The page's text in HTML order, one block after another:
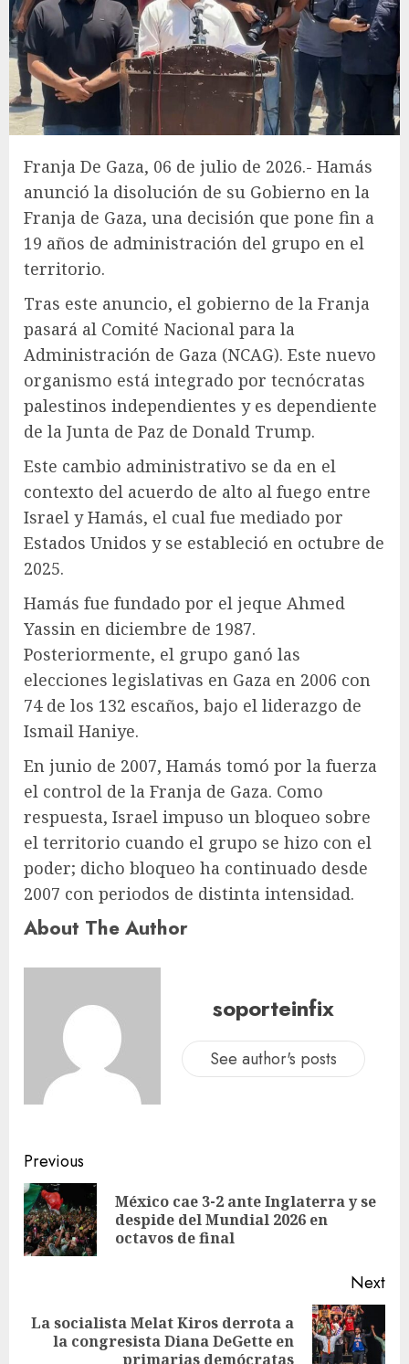
Franja De Gaza, 06 de julio de 2026.- Hamás
anunció la disolución de su Gobierno en la
Franja de Gaza, una decisión que pone fin a
19 años de administración del grupo en el
territorio.
Tras este anuncio, el gobierno de la Franja
pasará al Comité Nacional para la
Administración de Gaza (NCAG). Este nuevo
organismo está integrado por tecnócratas
palestinos independientes y es dependiente
de la Junta de Paz de Donald Trump.
Este cambio administrativo se da en el
contexto del acuerdo de alto al fuego entre
Israel y Hamás, el cual fue mediado por
Estados Unidos y se estableció en octubre de
2025.
Hamás fue fundado por el jeque Ahmed
Yassin en diciembre de 1987.
Posteriormente, el grupo ganó las
elecciones legislativas en Gaza en 2006 con
74 de los 132 escaños, bajo el liderazgo de
Ismail Haniye.
En junio de 2007, Hamás tomó por la fuerza
el control de la Franja de Gaza. Como
respuesta, Israel impuso un bloqueo sobre
el territorio cuando el grupo se hizo con el
poder; dicho bloqueo ha continuado desde
2007 con periodos de distinta intensidad.
About The Author
soporteinfix
See author's posts
Previous
México cae 3-2 ante Inglaterra y se
despide del Mundial 2026 en
octavos de final
Next
La socialista Melat Kiros derrota a
la congresista Diana DeGette en
primarias demócratas